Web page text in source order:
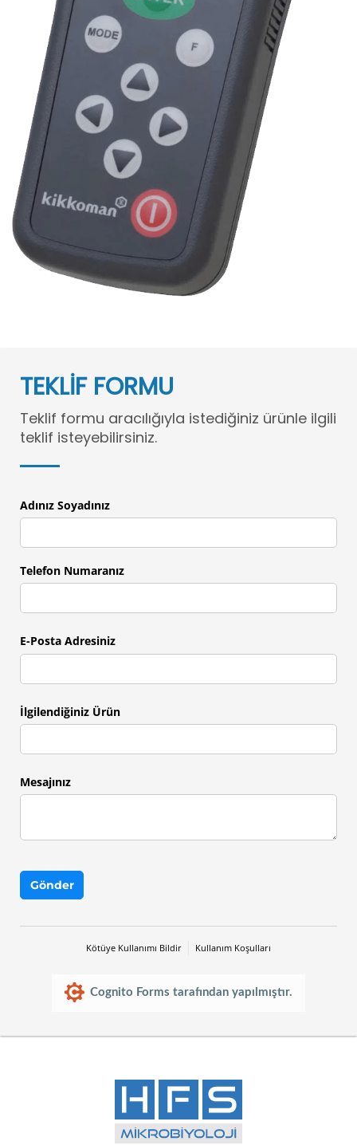
TEKLİF FORMU
Teklif formu aracılığıyla istediğiniz ürünle ilgili
teklif isteyebilirsiniz.
Adınız Soyadınız
Telefon Numaranız
E-Posta Adresiniz
İlgilendiğiniz Ürün
Mesajınız
Gönder
Kötüye Kullanımı Bildir Kullanım Koşulları
Cognito Forms tarafından yapılmıştır.